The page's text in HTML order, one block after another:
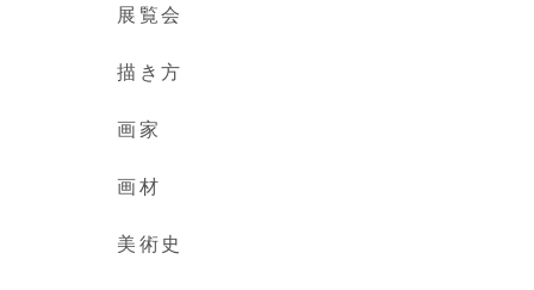
展覧会
描き方
画家
画材
美術史